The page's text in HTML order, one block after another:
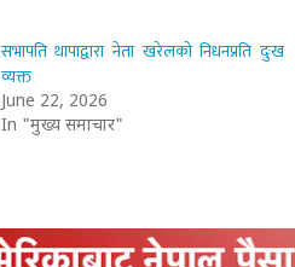
सभापति थापाद्वारा नेता खरेलको निधनप्रति दुःख
व्यक्त
June 22, 2026
In "मुख्य समाचार"